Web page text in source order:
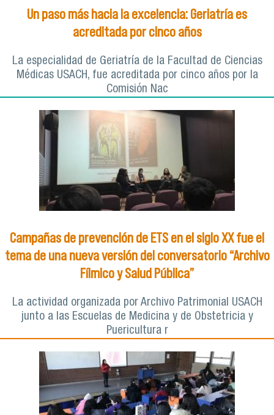
Un paso más hacia la excelencia: Geriatría es
acreditada por cinco años
La especialidad de Geriatría de la Facultad de Ciencias
Médicas USACH, fue acreditada por cinco años por la
Comisión Nac
Campañas de prevención de ETS en el siglo XX fue el
tema de una nueva versión del conversatorio “Archivo
Fílmico y Salud Pública”
La actividad organizada por Archivo Patrimonial USACH
junto a las Escuelas de Medicina y de Obstetricia y
Puericultura r